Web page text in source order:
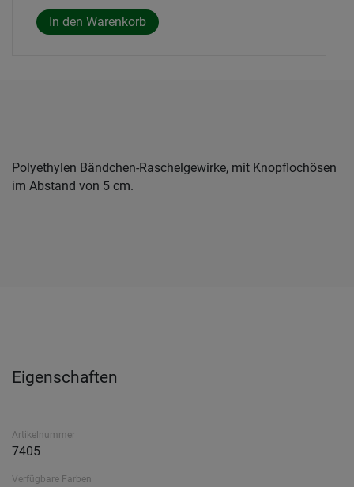
Polyethylen Bändchen-Raschelgewirke, mit Knopflochösen
im Abstand von 5 cm.
Eigenschaften
Artikelnummer
7405
Verfügbare Farben